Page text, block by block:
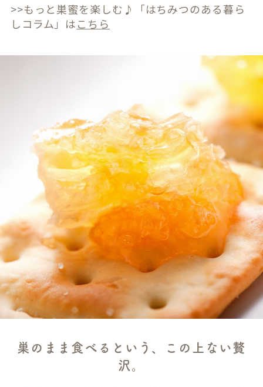
>>もっと巣蜜を楽しむ♪「はちみつのある暮ら
しコラム」はこちら
巣のまま食べるという、この上ない贅
沢。